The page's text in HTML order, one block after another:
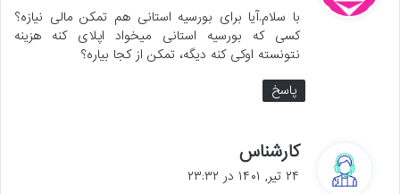
:
با سلام.آیا برای بورسیه استانی هم تمکن مالی نیازه؟
کسی که بورسیه استانی میخواد اپلای کنه هزینه
نتونسته اوکی کنه دیگه، تمکن از کجا بیاره؟
پاسخ
کارشناس
ف
۲۴ تیر, ۱۴۰۱ در ۲۳:۳۲